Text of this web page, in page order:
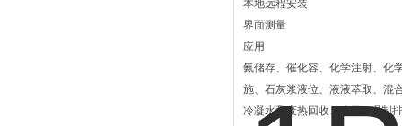
本地远程安装
界面测量
应用
氨储存、催化容、化学注射、化
施、石灰浆液位、液液萃取、混
冷凝水和废热回收、水平 - 遏制